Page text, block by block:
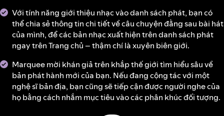
Với tính năng giới thiệu nhạc vào danh sách phát, bạn có
thể chia sẻ thông tin chi tiết về câu chuyện đằng sau bài hát
của mình, để các bản nhạc xuất hiện trên danh sách phát
ngay trên Trang chủ – thậm chí là xuyên biên giới.
Marquee mời khán giả trên khắp thế giới tìm hiểu sâu về
bản phát hành mới của bạn. Nếu đang cộng tác với một
nghệ sĩ bản địa, bạn cũng sẽ tiếp cận được người nghe của
họ bằng cách nhắm mục tiêu vào các phân khúc đối tượng.